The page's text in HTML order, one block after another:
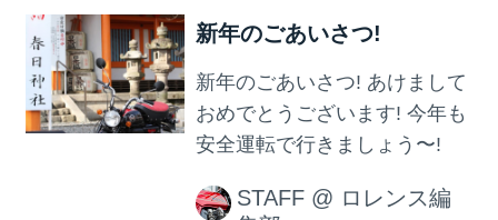
した。 まだ市販前のモデルで
すが、ちょっと乗ってみて ど
んな感じだったかをレポート
してみたいと思います。
新年のごあいさつ!
新年のごあいさつ! あけまして
おめでとうございます! 今年も
安全運転で行きましょう〜!
STAFF @ ロレンス編